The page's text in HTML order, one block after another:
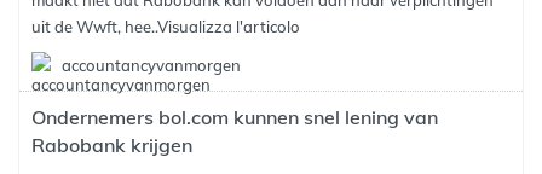
uit de Wwft, hee..Visualizza l'articolo
accountancyvanmorgen
Ondernemers bol.com kunnen snel lening van
Rabobank krijgen